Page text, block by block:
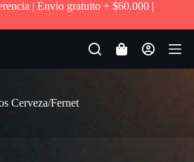
| Envio gratuito + $60.000 |
Carro
de
Cerveza/Fernet